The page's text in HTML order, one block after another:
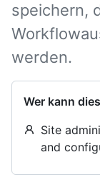
speichern,
werden.
Wer kann
Site
and